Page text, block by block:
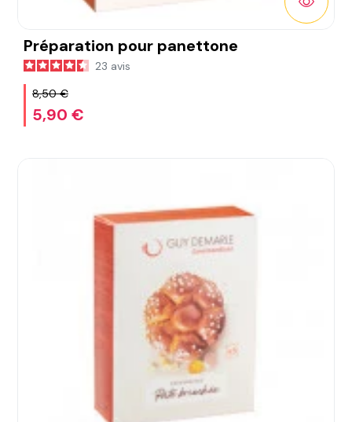
Préparation pour panettone
23 avis
8,50 €
5,90 €